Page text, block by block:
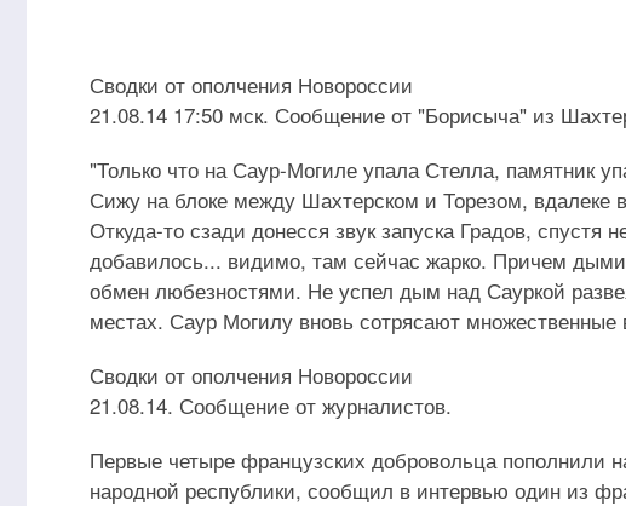
Сводки от ополчения Новороссии
21.08.14 17:50 мск. Сообщение от "Борисыча" из
"Только что на Саур-Могиле упала Стелла, памятник
Сижу на блоке между Шахтерском и Торезом,
Откуда-то сзади донесся звук запуска Градов,
добавилось... видимо, там сейчас жарко. Причем
обмен любезностями. Не успел дым над Сауркой
местах. Саур Могилу вновь сотрясают
Сводки от ополчения Новороссии
21.08.14. Сообщение от журналистов.
Первые четыре французских добровольца пополнили
народной республики, сообщил в интервью один из